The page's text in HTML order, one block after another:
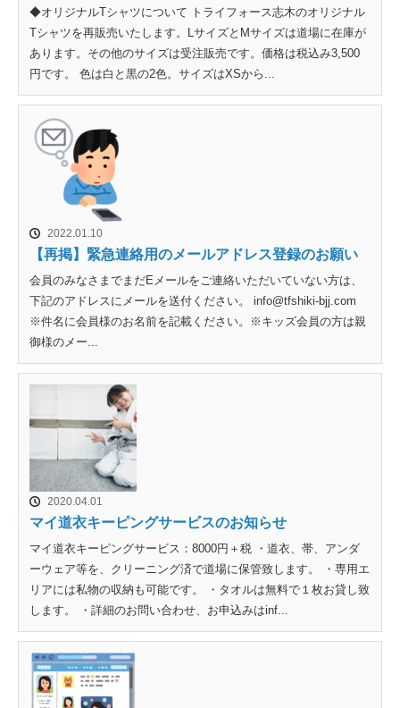
◆オリジナルTシャツについて トライフォース志木のオリジナル
Tシャツを再販売いたします。LサイズとMサイズは道場に在庫が
あります。その他のサイズは受注販売です。価格は税込み3,500
円です。 色は白と黒の2色。サイズはXSから...
2022.01.10
【再掲】緊急連絡用のメールアドレス登録のお願い
会員のみなさまでまだEメールをご連絡いただいていない方は、
下記のアドレスにメールを送付ください。 info@tfshiki-bjj.com
※件名に会員様のお名前を記載ください。※キッズ会員の方は親
御様のメー...
2020.04.01
マイ道衣キーピングサービスのお知らせ
マイ道衣キーピングサービス：8000円＋税 ・道衣、帯、アンダ
ーウェア等を、クリーニング済で道場に保管致します。 ・専用エ
リアには私物の収納も可能です。 ・タオルは無料で１枚お貸し致
します。 ・詳細のお問い合わせ、お申込みはinf...